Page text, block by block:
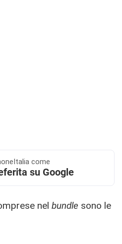
come
su Google
nel bundle sono le